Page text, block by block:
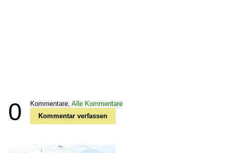
0 Kommentare, Alle Kommentare
Kommentar verfassen